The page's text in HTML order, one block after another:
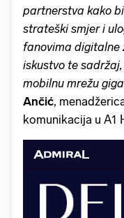
partnerstva kako
strateški smjer i
fanovima digitalne
iskustvo te
mobilnu mrežu
Ančić,
komunikacija u A1